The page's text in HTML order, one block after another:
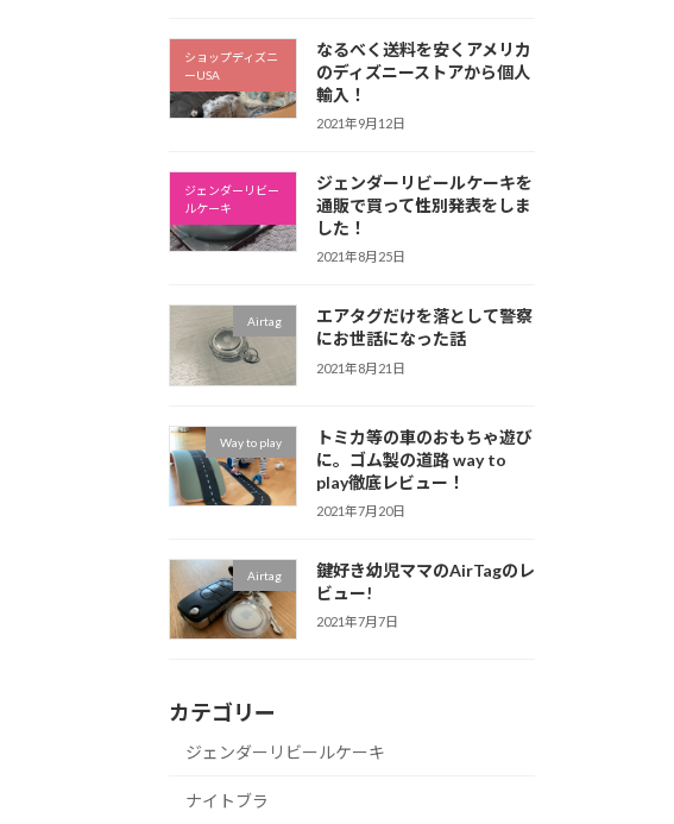
ショップディズニ
ーUSA
なるべく送料を安くアメリカ
のディズニーストアから個人
輸入！
2021年9月12日
ジェンダーリビー
ルケーキ
ジェンダーリビールケーキを
通販で買って性別発表をしま
した！
2021年8月25日
Airtag
エアタグだけを落として警察
にお世話になった話
2021年8月21日
Way to play
トミカ等の車のおもちゃ遊び
に。ゴム製の道路 way to
play徹底レビュー！
2021年7月20日
Airtag
鍵好き幼児ママのAirTagのレ
ビュー!
2021年7月7日
カテゴリー
ジェンダーリビールケーキ
ナイトブラ